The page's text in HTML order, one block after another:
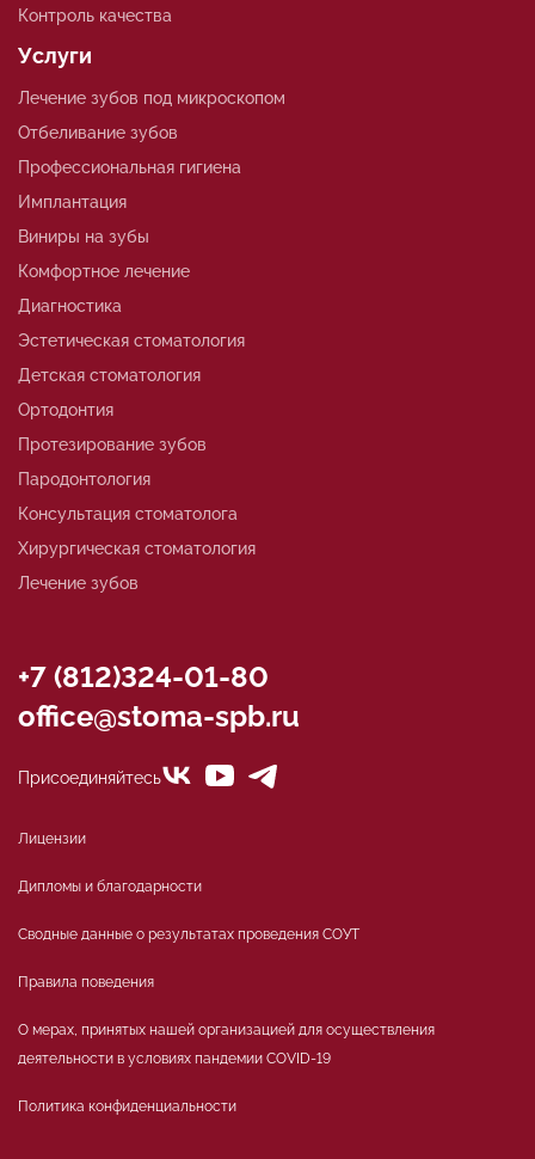
Услуги
Лечение зубов под микроскопом
Отбеливание зубов
Профессиональная гигиена
Имплантация
Виниры на зубы
Комфортное лечение
Диагностика
Эстетическая стоматология
Детская стоматология
Ортодонтия
Протезирование зубов
Пародонтология
Консультация стоматолога
Хирургическая стоматология
Лечение зубов
Контроль качества
+7 (812)324-01-80
office@stoma-spb.ru
Присоединяйтесь
Лицензии
Дипломы и благодарности
Сводные данные о результатах проведения СОУТ
Правила поведения
О мерах, принятых нашей организацией для осуществления
деятельности в условиях пандемии COVID-19
Политика конфиденциальности